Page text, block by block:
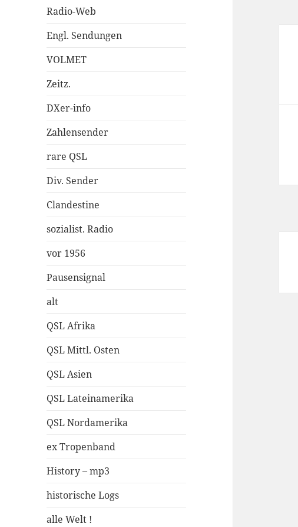
Radio-Web
Engl. Sendungen
VOLMET
Zeitz.
DXer-info
Zahlensender
rare QSL
Div. Sender
Clandestine
sozialist. Radio
vor 1956
Pausensignal
alt
QSL Afrika
QSL Mittl. Osten
QSL Asien
QSL Lateinamerika
QSL Nordamerika
ex Tropenband
History – mp3
historische Logs
alle Welt !